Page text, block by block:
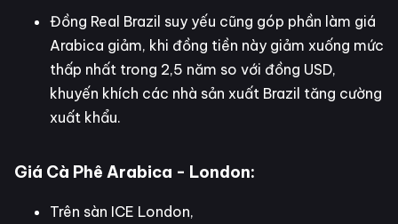
Đồng Real Brazil suy yếu cũng góp phần làm giá
Arabica giảm, khi đồng tiền này giảm xuống mức
thấp nhất trong 2,5 năm so với đồng USD,
khuyến khích các nhà sản xuất Brazil tăng cường
xuất khẩu​.
Giá Cà Phê Arabica - London:
Trên sàn ICE London,